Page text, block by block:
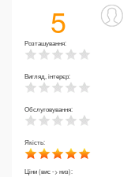
5
Розташування:
Вигляд, інтерєр:
Обслуговування:
Якість:
Ціни (вис -> низ):